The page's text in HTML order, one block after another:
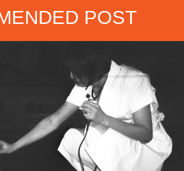
POST